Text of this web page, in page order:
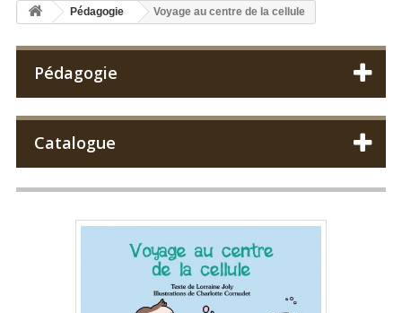
Pédagogie Voyage au centre de la cellule
Pédagogie
Catalogue